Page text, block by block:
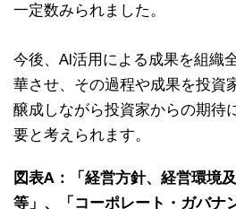
一定数みられました。
今後、AI活用による成果を組織
華させ、その過程や成果を投資
醸成しながら投資家からの期待
要と考えられます。
図表A：「経営方針、経営環境
等」、「コーポレート・ガバナ